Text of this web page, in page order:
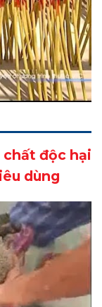
chất độc hại
dùng